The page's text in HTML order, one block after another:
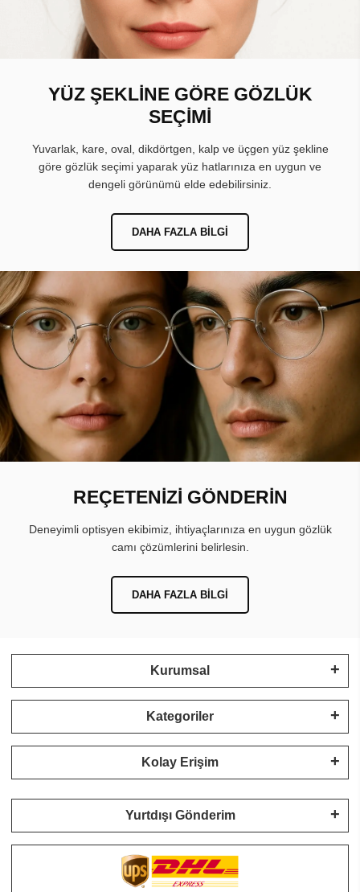
YÜZ ŞEKLİNE GÖRE GÖZLÜK
SEÇİMİ
Yuvarlak, kare, oval, dikdörtgen, kalp ve üçgen yüz şekline
göre gözlük seçimi yaparak yüz hatlarınıza en uygun ve
dengeli görünümü elde edebilirsiniz.
DAHA FAZLA BILGI
REÇETENİZİ GÖNDERİN
Deneyimli optisyen ekibimiz, ihtiyaçlarınıza en uygun gözlük
camı çözümlerini belirlesin.
DAHA FAZLA BILGI
Kurumsal
Kategoriler
Kolay Erişim
Yurtdışı Gönderim